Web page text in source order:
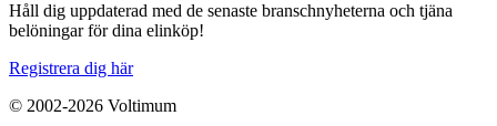
Håll dig uppdaterad med de senaste branschnyheterna och tjäna
belöningar för dina elinköp!
Registrera dig här
© 2002-2026 Voltimum